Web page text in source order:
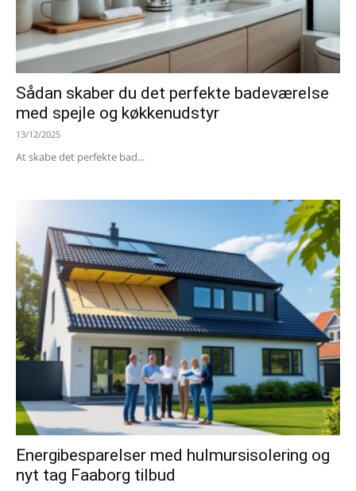
Sådan skaber du det perfekte badeværelse
med spejle og køkkenudstyr
13/12/2025
At skabe det perfekte bad...
Energibesparelser med hulmursisolering og
nyt tag Faaborg tilbud